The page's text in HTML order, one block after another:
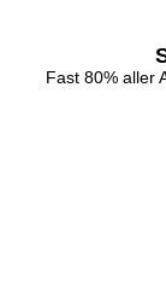
Fast 80% aller